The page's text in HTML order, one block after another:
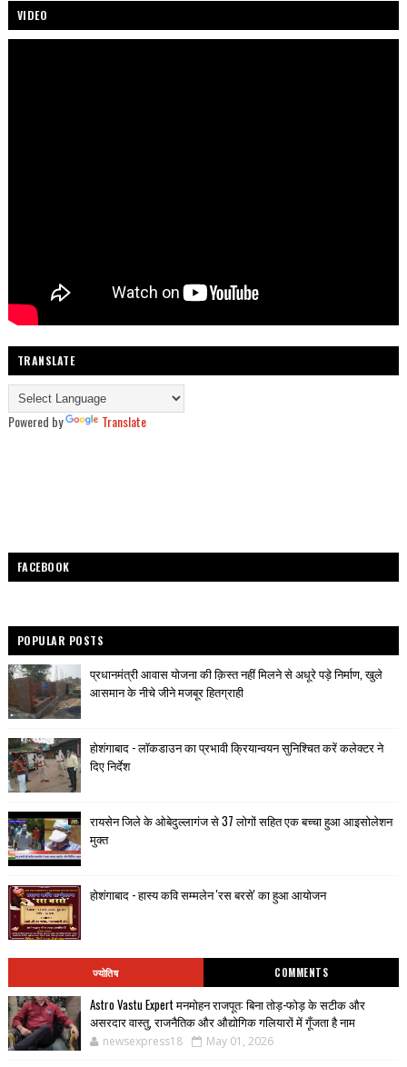
VIDEO
TRANSLATE
Powered by Translate
FACEBOOK
POPULAR POSTS
प्रधानमंत्री आवास योजना की क़िस्त नहीं मिलने से अधूरे पड़े निर्माण, खुले
आसमान के नीचे जीने मजबूर हितग्राही
होशंगाबाद - लॉकडाउन का प्रभावी क्रियान्वयन सुनिश्चित करें कलेक्टर ने
दिए निर्देश
रायसेन जिले के ओबेदुल्लागंज से 37 लोगों सहित एक बच्चा हुआ आइसोलेशन
मुक्त
होशंगाबाद - हास्य कवि सम्मलेन 'रस बरसे' का हुआ आयोजन
ज्योतिष COMMENTS
Astro Vastu Expert मनमोहन राजपूत: बिना तोड़-फोड़ के सटीक और
असरदार वास्तु, राजनैतिक और औद्योगिक गलियारों में गूँजता है नाम
newsexpress18 May 01, 2026